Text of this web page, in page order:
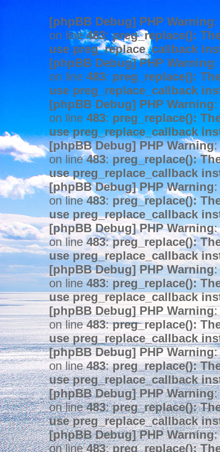
[phpBB Debug] PHP Warning
on line483:preg_replace():
use preg_replace_callback
[phpBB Debug] PHP Warning
on line 483: preg_replace():
use preg_replace_callback
[phpBB Debug] PHP Warning
on line 483: preg_replace():
use preg_replace_callback
[phpBB Debug] PHP Warning:
on line483:preg_replace():
use preg_replace_callback
[phpBB Debug] PHP Warning
on line483: preg_replace():
use preg_replace_callback
[phpBB Debug] PHP Warning:
on line483:preg_replace():
use preg_replace_callback
[phpBB Debug] PHP Warning:
on line 483:preg_replace():
use preg_replace_callback
[phpBB Debug] PHP Warning:
on line483:preg_replace():
use preg_replace_callback
[phpBB Debug] PHP Warning:
on line483:preg_replace():
use preg_replace_callback
[phpBB Debug] PHP Warning:
on line483:preg_replace():
use preg_replace_callback
[phpBB Debug] PHP Warning:
on line483:preg_replace():